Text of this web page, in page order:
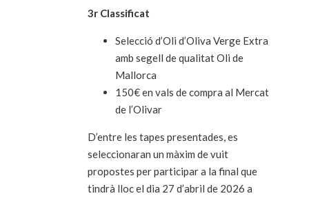
3r Classificat
Selecció d’Oli d’Oliva Verge Extra
amb segell de qualitat Oli de
Mallorca
150€ en vals de compra al Mercat
de l’Olivar
D’entre les tapes presentades, es
seleccionaran un màxim de vuit
propostes per participar a la final que
tindrà lloc el dia 27 d’abril de 2026 a